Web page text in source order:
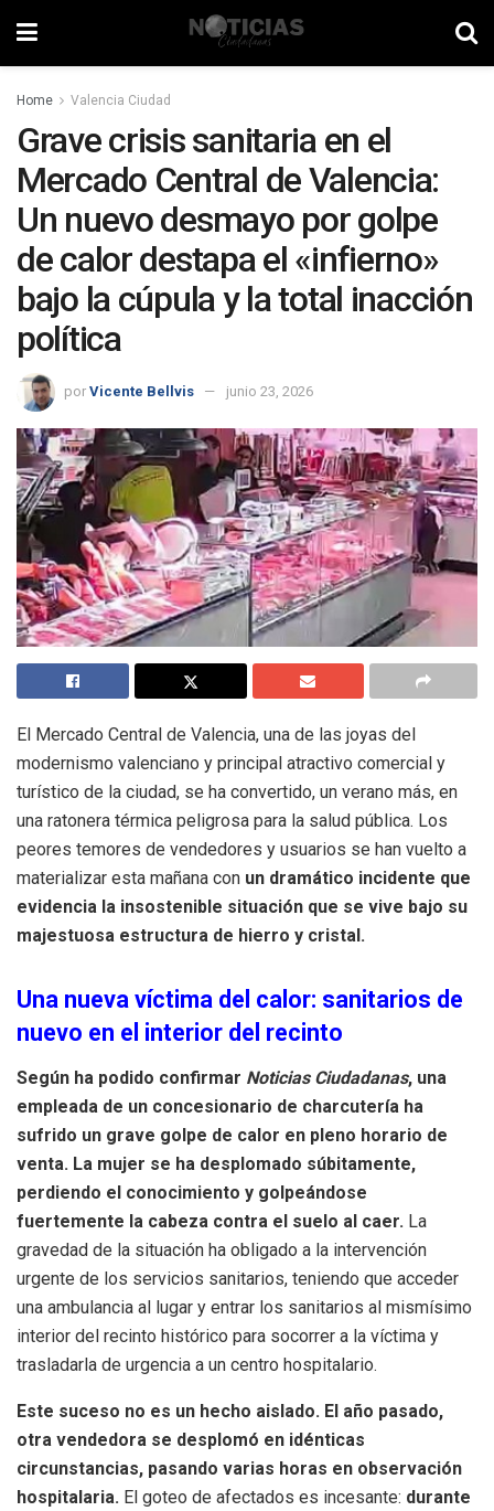
Home Valencia Ciudad
Grave crisis sanitaria en el
Mercado Central de Valencia:
Un nuevo desmayo por golpe
de calor destapa el «infierno»
bajo la cúpula y la total inacción
política
por Vicente Bellvis junio 23, 2026
El Mercado Central de Valencia, una de las joyas del
modernismo valenciano y principal atractivo comercial y
turístico de la ciudad, se ha convertido, un verano más, en
una ratonera térmica peligrosa para la salud pública. Los
peores temores de vendedores y usuarios se han vuelto a
materializar esta mañana con un dramático incidente que
evidencia la insostenible situación que se vive bajo su
majestuosa estructura de hierro y cristal.
Una nueva víctima del calor: sanitarios de
nuevo en el interior del recinto
Según ha podido confirmar Noticias Ciudadanas, una
empleada de un concesionario de charcutería ha
sufrido un grave golpe de calor en pleno horario de
venta. La mujer se ha desplomado súbitamente,
perdiendo el conocimiento y golpeándose
fuertemente la cabeza contra el suelo al caer. La
gravedad de la situación ha obligado a la intervención
urgente de los servicios sanitarios, teniendo que acceder
una ambulancia al lugar y entrar los sanitarios al mismísimo
interior del recinto histórico para socorrer a la víctima y
trasladarla de urgencia a un centro hospitalario.
Este suceso no es un hecho aislado. El año pasado,
otra vendedora se desplomó en idénticas
circunstancias, pasando varias horas en observación
hospitalaria. El goteo de afectados es incesante: durante